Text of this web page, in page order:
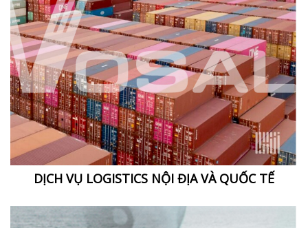
DỊCH VỤ LOGISTICS NỘI ĐỊA VÀ QUỐC TẾ